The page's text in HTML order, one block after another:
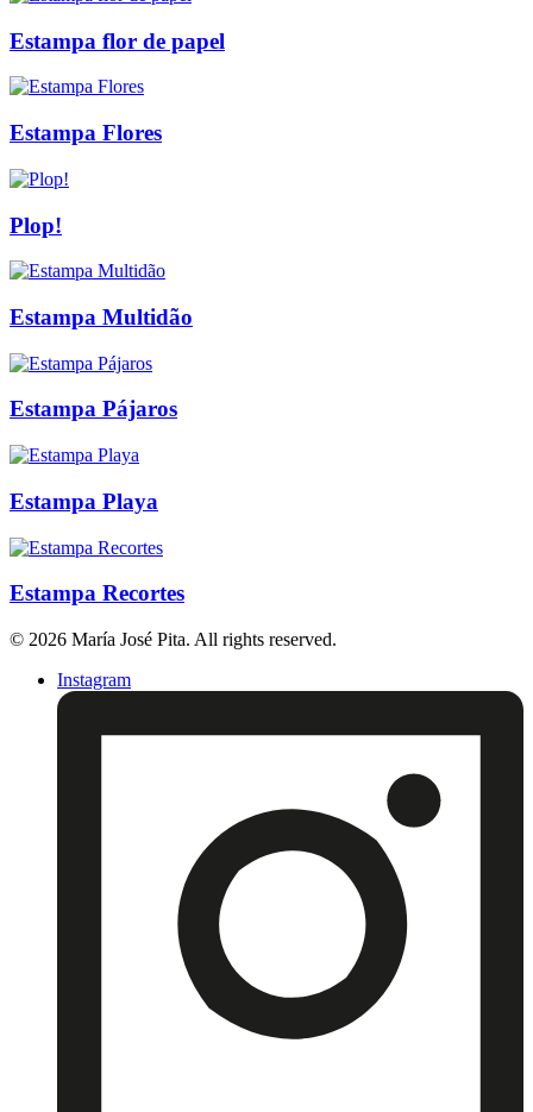
Estampa flor de papel
Estampa Flores
Plop!
Estampa Multidão
Estampa Pájaros
Estampa Playa
Estampa Recortes
© 2026 María José Pita. All rights reserved.
Instagram